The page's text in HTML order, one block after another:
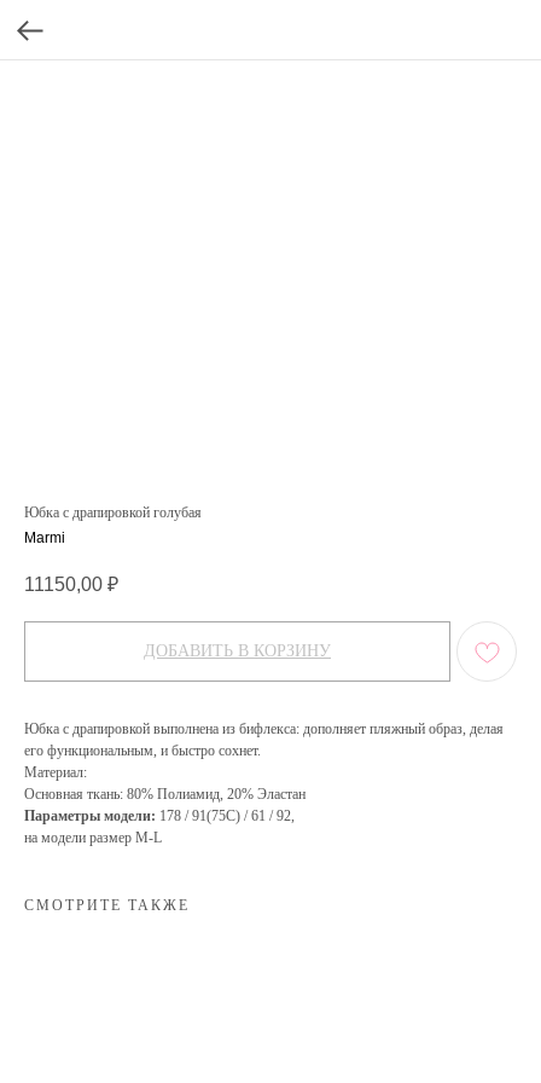
Юбка с драпировкой голубая
Marmi
11150,00 ₽
ДОБАВИТЬ В КОРЗИНУ
Юбка с драпировкой выполнена из бифлекса: дополняет пляжный образ, делая
его функциональным, и быстро сохнет.
Материал:
Основная ткань: 80% Полиамид, 20% Эластан
Параметры модели: 178 / 91(75C) / 61 / 92,
на модели размер M-L
СМОТРИТЕ ТАКЖЕ